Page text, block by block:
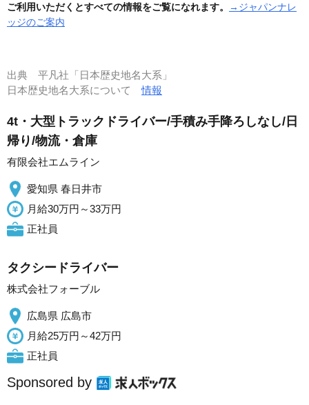
ご利用いただくとすべての情報をご覧になれます。
→ジャパンナレ
ッジのご案内
出典 平凡社「日本歴史地名大系」
日本歴史地名大系について情報
4t・大型トラックドライバー/手積み手降ろしなし/日
帰り/物流・倉庫
有限会社エムライン
愛知県 春日井市
月給30万円～33万円
正社員
タクシードライバー
株式会社フォーブル
広島県 広島市
月給25万円～42万円
正社員
Sponsored by